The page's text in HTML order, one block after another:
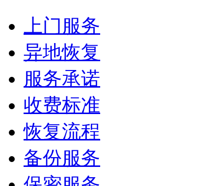
上门服务
异地恢复
服务承诺
收费标准
恢复流程
备份服务